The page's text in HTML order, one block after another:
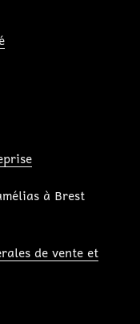
à Brest
de vente et